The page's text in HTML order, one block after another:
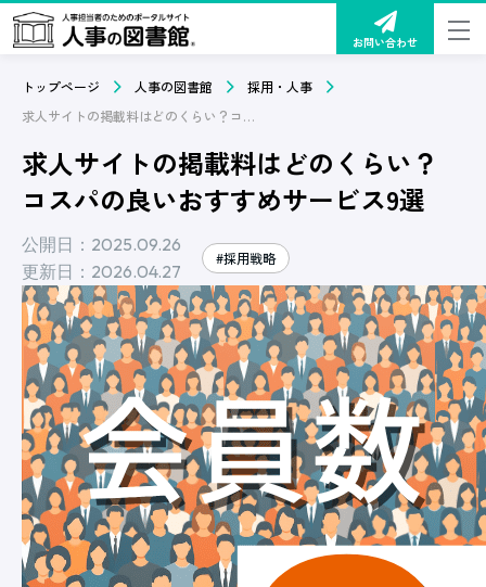
お問い合わせ
トップページ 人事の図書館
採用・人事
求人サイトの掲載料はどのくらい？コスパの良いおすすめサービス9選
求人サイトの掲載料はどのくらい？
コスパの良いおすすめサービス9選
公開日：2025.09.26
更新日：2026.04.27
#採用戦略